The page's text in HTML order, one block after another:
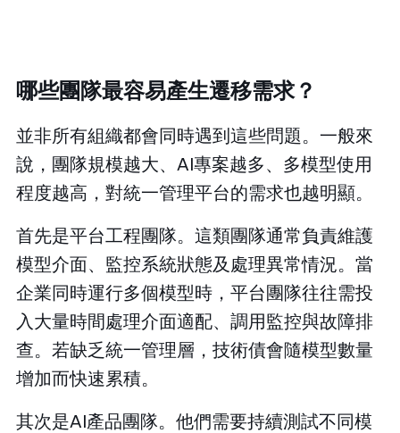
哪些團隊最容易產生遷移需求？
並非所有組織都會同時遇到這些問題。一般來
說，團隊規模越大、AI專案越多、多模型使用
程度越高，對統一管理平台的需求也越明顯。
首先是平台工程團隊。這類團隊通常負責維護
模型介面、監控系統狀態及處理異常情況。當
企業同時運行多個模型時，平台團隊往往需投
入大量時間處理介面適配、調用監控與故障排
查。若缺乏統一管理層，技術債會隨模型數量
增加而快速累積。
其次是AI產品團隊。他們需要持續測試不同模